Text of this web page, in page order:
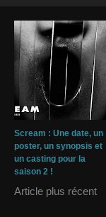
Scream : Une date, un
poster, un synopsis et
un casting pour la
saison 2 !
Article plus récent